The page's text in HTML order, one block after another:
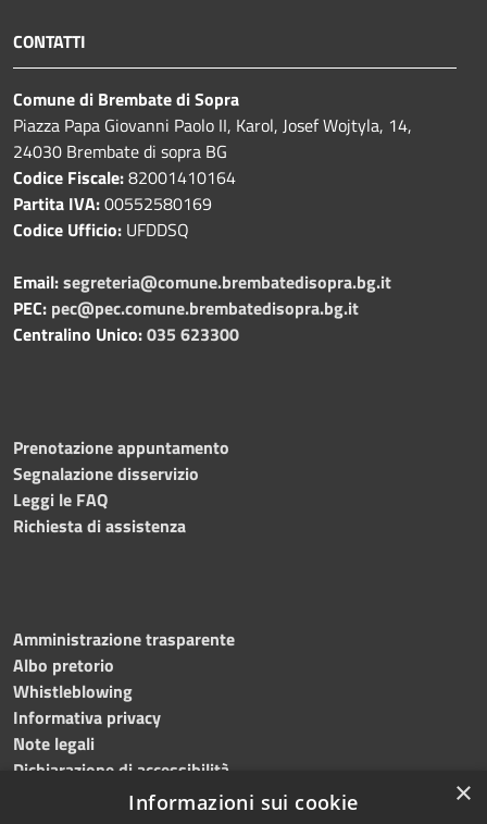
CONTATTI
Comune di Brembate di Sopra
Piazza Papa Giovanni Paolo II, Karol, Josef Wojtyla, 14,
24030 Brembate di sopra BG
Codice Fiscale:82001410164
Partita IVA:00552580169
Codice Ufficio: UFDDSQ
Email:segreteria@comune.brembatedisopra.bg.it
PEC: pec@pec.comune.brembatedisopra.bg.it
Centralino Unico:035 623300
Prenotazione appuntamento
Segnalazione disservizio
Leggi le FAQ
Richiesta di assistenza
Amministrazione trasparente
Albo pretorio
Whistleblowing
Informativa privacy
Note legali
Dichiarazione di accessibilità
×
Informazioni sui cookie